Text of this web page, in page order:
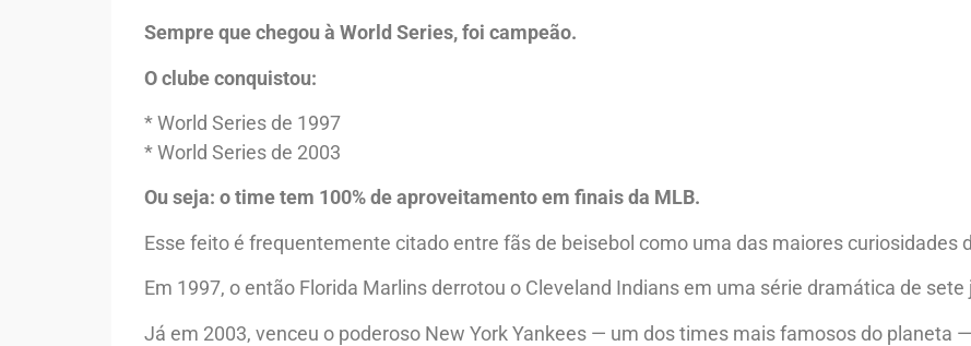
Sempre que chegou à World Series, foi campeão.
O clube conquistou:
* World Series de 1997
* World Series de 2003
Ou seja: o time tem 100% de aproveitamento em finais da MLB.
Esse feito é frequentemente citado entre fãs de beisebol como uma das maiores curiosidades
Em 1997, o então Florida Marlins derrotou o Cleveland Indians em uma série dramática de sete
Já em 2003, venceu o poderoso New York Yankees — um dos times mais famosos do planeta